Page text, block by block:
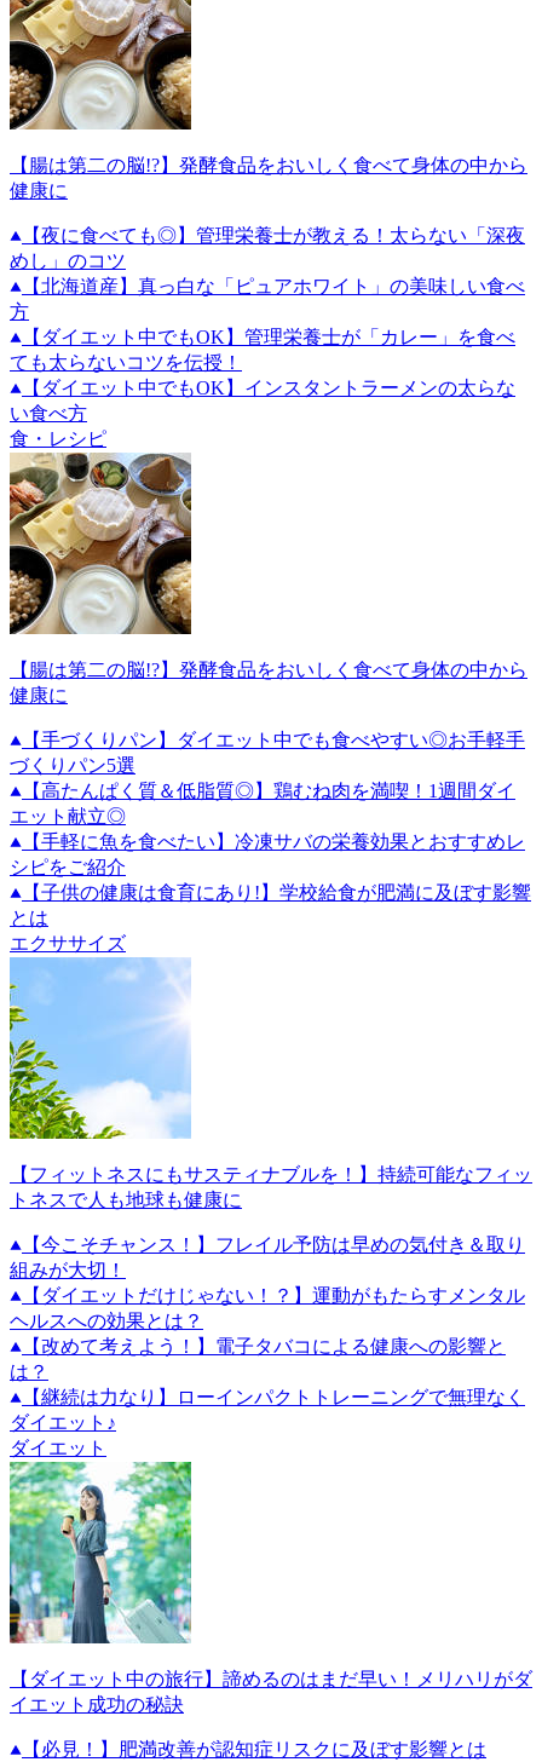
【腸は第二の脳!?】発酵食品をおいしく食べて身体の中から
健康に
【夜に食べても◎】管理栄養士が教える！太らない「深夜
めし」のコツ
【北海道産】真っ白な「ピュアホワイト」の美味しい食べ
方
【ダイエット中でもOK】管理栄養士が「カレー」を食べ
ても太らないコツを伝授！
【ダイエット中でもOK】インスタントラーメンの太らな
い食べ方
食・レシピ
【腸は第二の脳!?】発酵食品をおいしく食べて身体の中から
健康に
【手づくりパン】ダイエット中でも食べやすい◎お手軽手
づくりパン5選
【高たんぱく質＆低脂質◎】鶏むね肉を満喫！1週間ダイ
エット献立◎
【手軽に魚を食べたい】冷凍サバの栄養効果とおすすめレ
シピをご紹介
【子供の健康は食育にあり!】学校給食が肥満に及ぼす影響
とは
エクササイズ
【フィットネスにもサスティナブルを！】持続可能なフィッ
トネスで人も地球も健康に
【今こそチャンス！】フレイル予防は早めの気付き＆取り
組みが大切！
【ダイエットだけじゃない！？】運動がもたらすメンタル
ヘルスへの効果とは？
【改めて考えよう！】電子タバコによる健康への影響と
は？
【継続は力なり】ローインパクトトレーニングで無理なく
ダイエット♪
ダイエット
【ダイエット中の旅行】諦めるのはまだ早い！メリハリがダ
イエット成功の秘訣
【必見！】肥満改善が認知症リスクに及ぼす影響とは